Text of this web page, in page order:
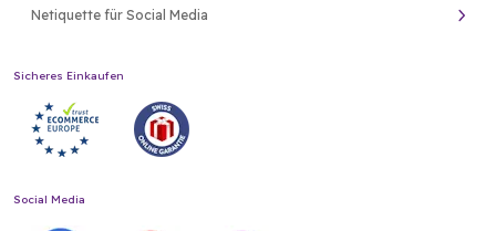
Netiquette für Social Media
Sicheres Einkaufen
Social Media